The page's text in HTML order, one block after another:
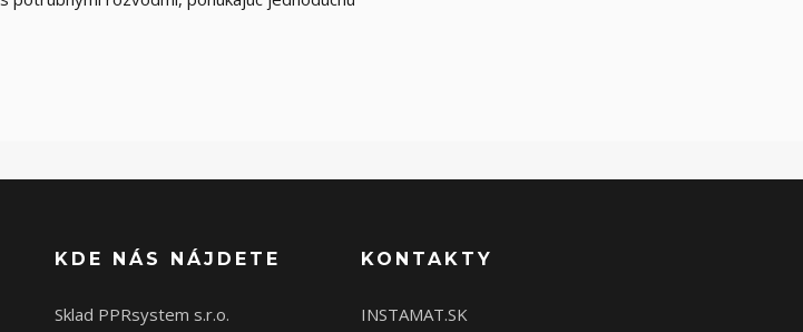
KDE NÁS NÁJDETE
Sklad PPRsystem s.r.o.
KONTAKTY
INSTAMAT.SK